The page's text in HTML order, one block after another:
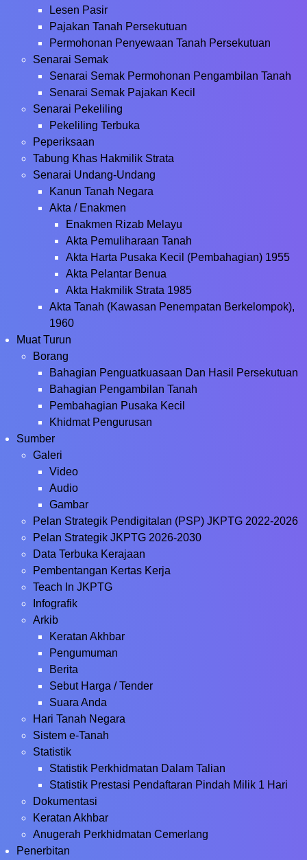
Lesen Pasir
Pajakan Tanah Persekutuan
Permohonan Penyewaan Tanah Persekutuan
Senarai Semak
Senarai Semak Permohonan Pengambilan Tanah
Senarai Semak Pajakan Kecil
Senarai Pekeliling
Pekeliling Terbuka
Peperiksaan
Tabung Khas Hakmilik Strata
Senarai Undang-Undang
Kanun Tanah Negara
Akta / Enakmen
Enakmen Rizab Melayu
Akta Pemuliharaan Tanah
Akta Harta Pusaka Kecil (Pembahagian) 1955
Akta Pelantar Benua
Akta Hakmilik Strata 1985
Akta Tanah (Kawasan Penempatan Berkelompok),
1960
Muat Turun
Borang
Bahagian Penguatkuasaan Dan Hasil Persekutuan
Bahagian Pengambilan Tanah
Pembahagian Pusaka Kecil
Khidmat Pengurusan
Sumber
Galeri
Video
Audio
Gambar
Pelan Strategik Pendigitalan (PSP) JKPTG 2022-2026
Pelan Strategik JKPTG 2026-2030
Data Terbuka Kerajaan
Pembentangan Kertas Kerja
Teach In JKPTG
Infografik
Arkib
Keratan Akhbar
Pengumuman
Berita
Sebut Harga / Tender
Suara Anda
Hari Tanah Negara
Sistem e-Tanah
Statistik
Statistik Perkhidmatan Dalam Talian
Statistik Prestasi Pendaftaran Pindah Milik 1 Hari
Dokumentasi
Keratan Akhbar
Anugerah Perkhidmatan Cemerlang
Penerbitan